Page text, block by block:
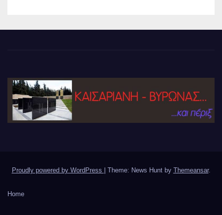
Proudly powered by WordPress | Theme: News Hunt by Themeansar.
Home